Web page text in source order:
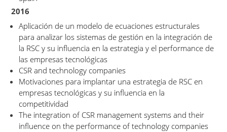
2016
Aplicación de un modelo de ecuaciones estructurales
para analizar los sistemas de gestión en la integración de
la RSC y su influencia en la estrategia y el performance de
las empresas tecnológicas
CSR and technology companies
Motivaciones para implantar una estrategia de RSC en
empresas tecnológicas y su influencia en la
competitividad
The integration of CSR management systems and their
influence on the performance of technology companies